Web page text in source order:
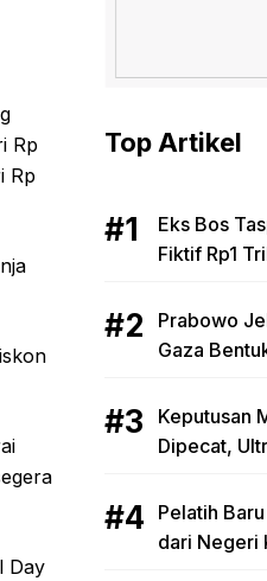
Rp
Rp
Day
Top Artikel
Eks Bos
Fiktif Rp1
Prabowo
Gaza
Keputusan
Dipecat,
Pelatih
dari Negeri